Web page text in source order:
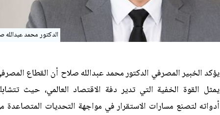
الدكتور محمد عبدالله
يؤكد الخبير المصرفي الدكتور محمد عبدالله صلاح أن القطاع
يمثل القوة الخفية التي تدير دفة الاقتصاد العالمي، حيث
أدواته لتصنع مسارات الاستقرار في مواجهة التحديات المتصاعدة